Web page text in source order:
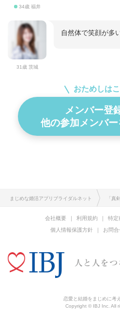
34歳 福井
31歳 茨城
自然体で笑顔が多
おためしは
メンバー登
他の参加メンバー
まじめな婚活アプリブライダルネット 「真
会社概要 利用規約
特定
個人情報保護方針
お問合
恋愛と結婚をまじめに考
Copyright © IBJ Inc. All